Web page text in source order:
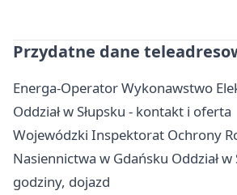
Przydatne dane
Energa-Operator Wykonawstwo
Oddział w Słupsku - kontakt i oferta
Wojewódzki Inspektorat Ochrony
Nasiennictwa w Gdańsku Oddział w
godziny, dojazd